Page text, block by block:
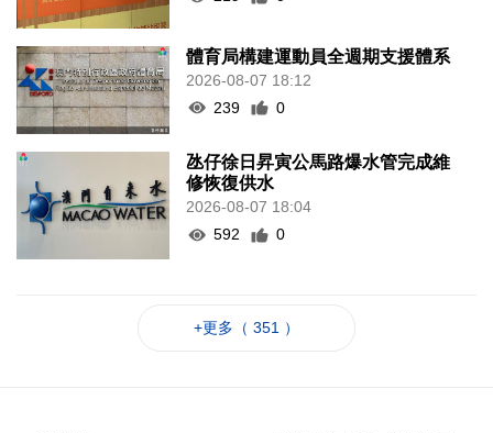
體育局構建運動員全週期支援體系
2026-08-07 18:12
239
0
氹仔徐日昇寅公馬路爆水管完成維
修恢復供水
2026-08-07 18:04
592
0
+更多（ 351 ）